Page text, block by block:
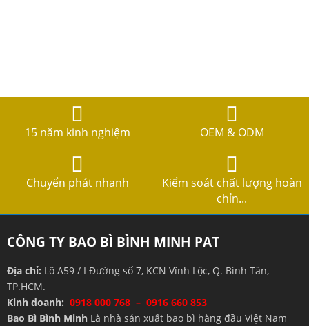
15 năm kinh nghiệm OEM & ODM
Chuyển phát nhanh
Kiểm soát chất lượng hoàn
chỉn...
CÔNG TY BAO BÌ BÌNH MINH PAT
Địa chỉ: Lô A59 / I Đường số 7, KCN Vĩnh Lộc, Q. Bình Tân,
TP.HCM.
Kinh doanh: 0918 000 768 – 0916 660 853
Bao Bì Bình Minh Là nhà sản xuất bao bì hàng đầu Việt Nam